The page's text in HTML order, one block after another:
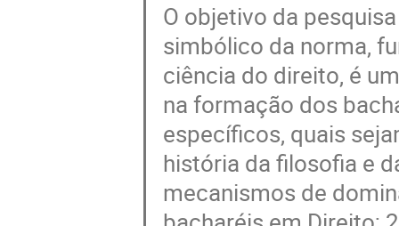
O objetivo da
simbólico da norma,
ciência do direito, é
na formação dos
específicos, quais
história da filosofia e
mecanismos de